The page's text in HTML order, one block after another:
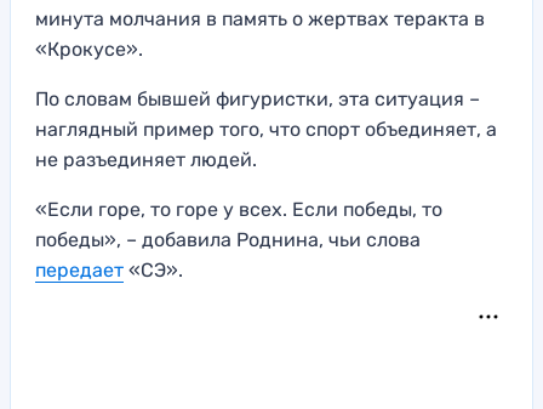
минута молчания в память о жертвах теракта в
«Крокусе».
По словам бывшей фигуристки, эта ситуация –
наглядный пример того, что спорт объединяет, а
не разъединяет людей.
«Если горе, то горе у всех. Если победы, то
победы», – добавила Роднина, чьи слова
передает «СЭ».